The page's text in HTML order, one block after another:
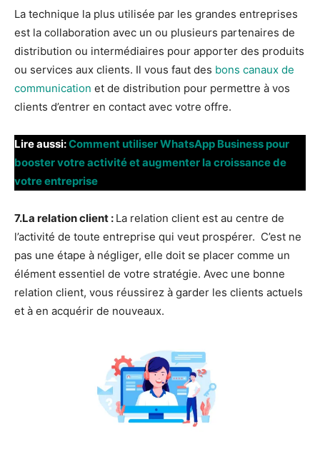
La technique la plus utilisée par les grandes entreprises
est la collaboration avec un ou plusieurs partenaires de
distribution ou intermédiaires pour apporter des produits
ou services aux clients. Il vous faut des bons canaux de
communication et de distribution pour permettre à vos
clients d’entrer en contact avec votre offre.
Lire aussi:Comment utiliser WhatsApp Business pour
booster votre activité et augmenter la croissance de
votre entreprise
7.La relation client : La relation client est au centre de
l’activité de toute entreprise qui veut prospérer. C’est ne
pas une étape à négliger, elle doit se placer comme un
élément essentiel de votre stratégie. Avec une bonne
relation client, vous réussirez à garder les clients actuels
et à en acquérir de nouveaux.